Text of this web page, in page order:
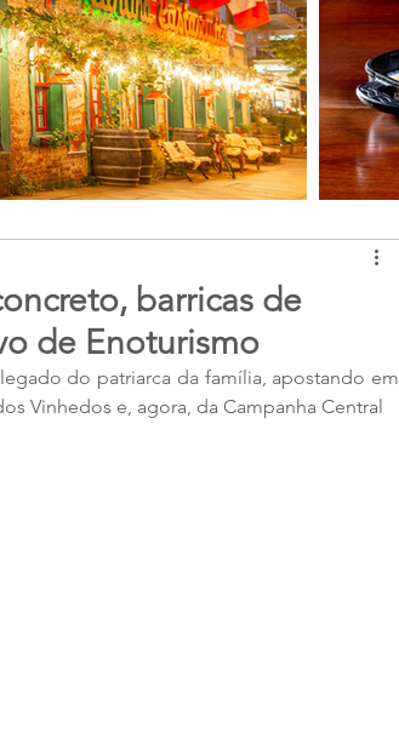
barricas de
de Enoturismo
do patriarca da família, apostando em
Vinhedos e, agora, da Campanha Central